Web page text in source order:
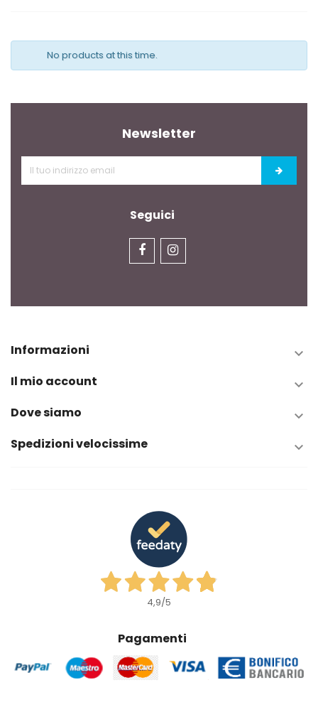
No products at this time.
Newsletter
Seguici
Informazioni 
Il mio account 
Dove siamo 
Spedizioni velocissime 
4,9/5
Pagamenti